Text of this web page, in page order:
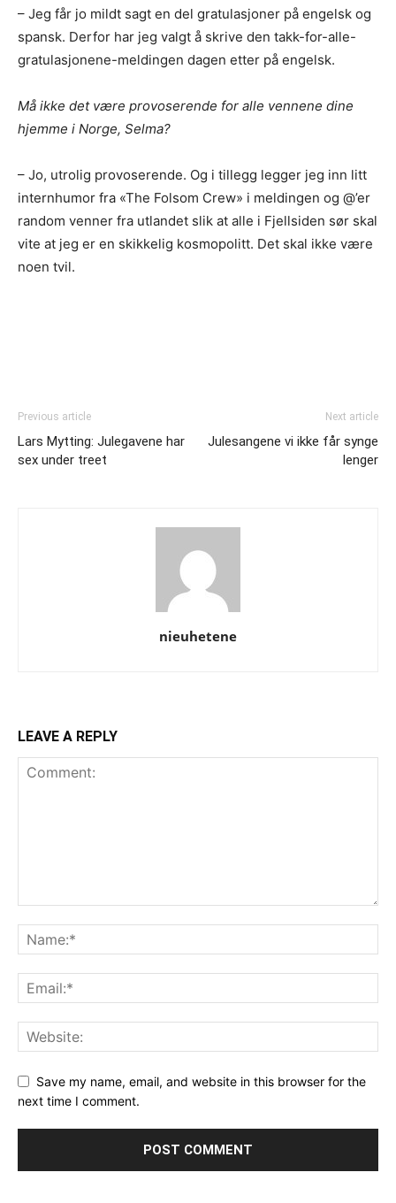
– Jeg får jo mildt sagt en del gratulasjoner på engelsk og
spansk. Derfor har jeg valgt å skrive den takk-for-alle-
gratulasjonene-meldingen dagen etter på engelsk.
Må ikke det være provoserende for alle vennene dine
hjemme i Norge, Selma?
– Jo, utrolig provoserende. Og i tillegg legger jeg inn litt
internhumor fra «The Folsom Crew» i meldingen og @’er
random venner fra utlandet slik at alle i Fjellsiden sør skal
vite at jeg er en skikkelig kosmopolitt. Det skal ikke være
noen tvil.
Previous article
Lars Mytting: Julegavene har
sex under treet
Next article
Julesangene vi ikke får synge
lenger
nieuhetene
LEAVE A REPLY
Save my name, email, and website in this browser for the
next time I comment.